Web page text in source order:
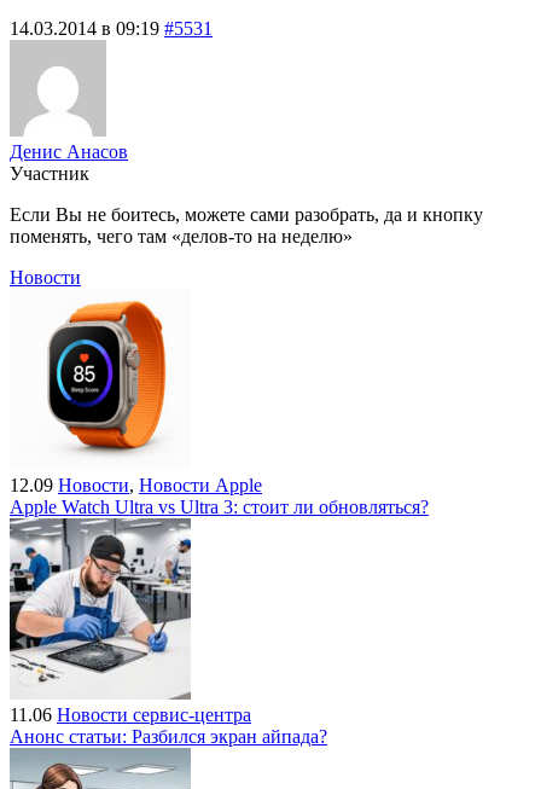
14.03.2014 в 09:19 #5531
Денис Анасов
Участник
Если Вы не боитесь, можете сами разобрать, да и кнопку
поменять, чего там «делов-то на неделю»
Новости
12.09 Новости, Новости Apple
Apple Watch Ultra vs Ultra 3: стоит ли обновляться?
11.06 Новости сервис-центра
Анонс статьи: Разбился экран айпада?